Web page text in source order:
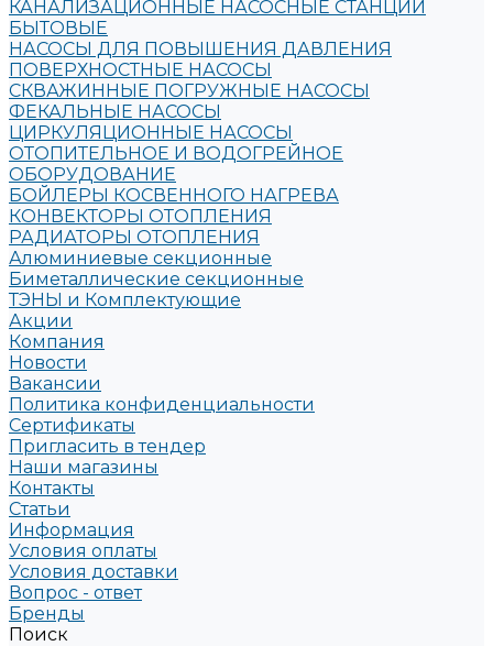
КАНАЛИЗАЦИОННЫЕ НАСОСНЫЕ СТАНЦИИ
БЫТОВЫЕ
НАСОСЫ ДЛЯ ПОВЫШЕНИЯ ДАВЛЕНИЯ
ПОВЕРХНОСТНЫЕ НАСОСЫ
СКВАЖИННЫЕ ПОГРУЖНЫЕ НАСОСЫ
ФЕКАЛЬНЫЕ НАСОСЫ
ЦИРКУЛЯЦИОННЫЕ НАСОСЫ
ОТОПИТЕЛЬНОЕ И ВОДОГРЕЙНОЕ
ОБОРУДОВАНИЕ
БОЙЛЕРЫ КОСВЕННОГО НАГРЕВА
КОНВЕКТОРЫ ОТОПЛЕНИЯ
РАДИАТОРЫ ОТОПЛЕНИЯ
Алюминиевые секционные
Биметаллические секционные
ТЭНЫ и Комплектующие
Акции
Компания
Новости
Вакансии
Политика конфиденциальности
Сертификаты
Пригласить в тендер
Наши магазины
Контакты
Статьи
Информация
Условия оплаты
Условия доставки
Вопрос - ответ
Бренды
Поиск